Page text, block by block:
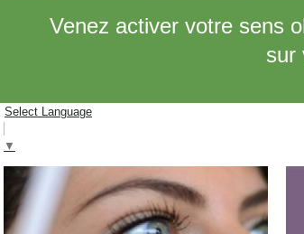
Venez activer votre sens
sur
Select Language
▼